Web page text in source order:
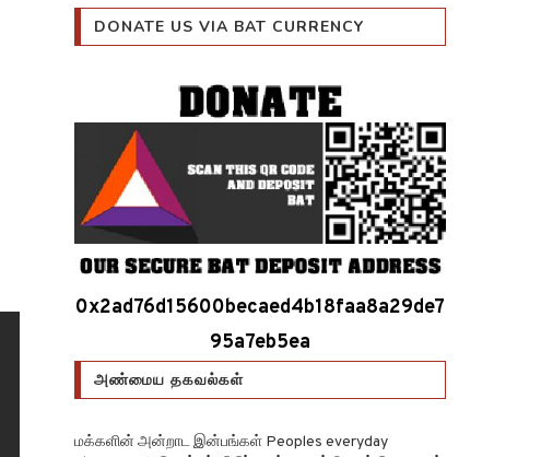
DONATE US VIA BAT CURRENCY
0x2ad76d15600becaed4b18faa8a29de7
95a7eb5ea
அண்மைய தகவல்கள்
மக்களின் அன்றாட இன்பங்கள் Peoples everyday